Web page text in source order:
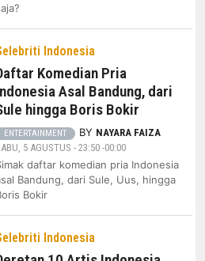
Indonesia
Komedian Pria
Asal Bandung, dari
hingga Boris Bokir
ENTERTAINMENT BY NAYARA FAIZA
5 AGUSTUS - 23:50 -00:00
daftar komedian pria Indonesia
Bandung, dari Sule, Uus, hingga
Bokir
Indonesia